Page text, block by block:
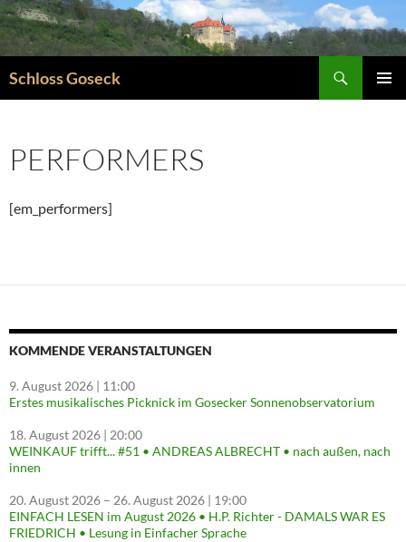
Zum
Inhalt
springen
Schloss Goseck
PERFORMERS
[em_performers]
KOMMENDE VERANSTALTUNGEN
9. August 2026 | 11:00
Erstes musikalisches Picknick im Gosecker Sonnenobservatorium
18. August 2026 | 20:00
WEINKAUF trifft... #51 • ANDREAS ALBRECHT • nach außen, nach
innen
20. August 2026 – 26. August 2026 | 19:00
EINFACH LESEN im August 2026 • H.P. Richter - DAMALS WAR ES
FRIEDRICH • Lesung in Einfacher Sprache